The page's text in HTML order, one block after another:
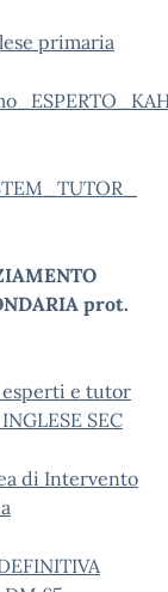
primaria
prot.
esperti e tutor
SEC
di Intervento